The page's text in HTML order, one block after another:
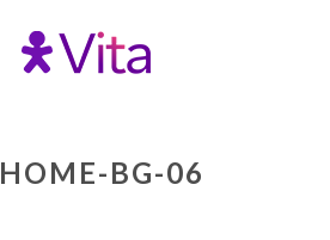
HOME-BG-06